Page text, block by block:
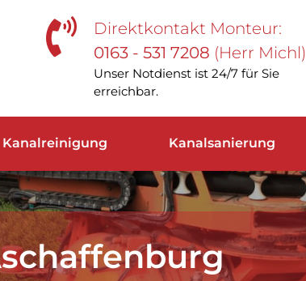
Direktkontakt Monteur:
0163 - 531 7208 (Herr Michl)
Unser Notdienst ist 24/7 für Sie
erreichbar.
Kanalreinigung Kanalsanierung